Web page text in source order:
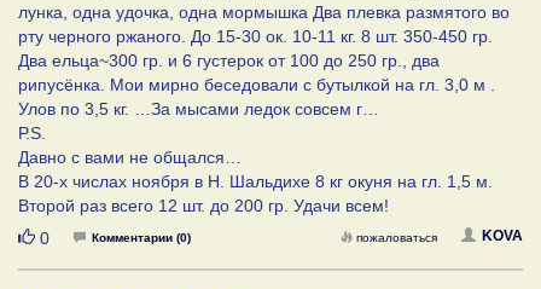
лунка, одна удочка, одна мормышка Два плевка размятого во
рту черного ржаного. До 15-30 ок. 10-11 кг. 8 шт. 350-450 гр.
Два ельца~300 гр. и 6 густерок от 100 до 250 гр., два
рипусёнка. Мои мирно беседовали с бутылкой на гл. 3,0 м .
Улов по 3,5 кг. …За мысами ледок совсем г…
Р.S.
Давно с вами не общался…
В 20-х числах ноября в Н. Шальдихе 8 кг окуня на гл. 1,5 м.
Второй раз всего 12 шт. до 200 гр. Удачи всем!
Нравится
0 Комментарии (0) KOVA
пожаловаться